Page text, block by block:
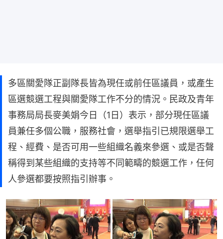
多區關愛隊正副隊長皆為現任或前任區議員，或產生
區選競選工程與關愛隊工作不分的情況。民政及青年
事務局局長麥美娟今日（1日）表示，部分現任區議
員兼任多個公職，服務社會，選舉指引已規限選舉工
程、經費、是否可用一些組織名義來參選、或是否聲
稱得到某些組織的支持等不同範疇的競選工作，任何
人參選都要按照指引辦事。